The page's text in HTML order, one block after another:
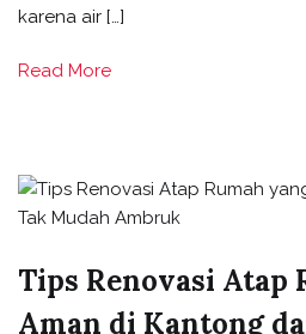
karena air […]
Read More
Tips Renovasi Atap
Aman di Kantong